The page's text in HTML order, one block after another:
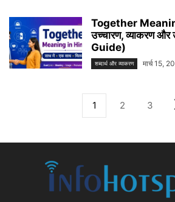
Together
उच्चारण, व्याकरण
Guide)
शब्दार्थ और व्याकरण मार्च 15,
1 2 3